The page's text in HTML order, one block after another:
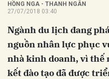
HỒNG NGA - THANH NGÂN
27/07/2018 03:40
Ngành du lịch đang
nguồn nhân lực phục
nhà kinh doanh, vì
kết đào tạo đã được